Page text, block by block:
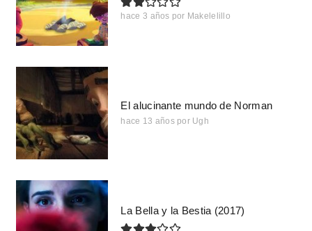
hace 3 años por Makelelillo
El alucinante mundo de Norman
hace 13 años por Ugh
La Bella y la Bestia (2017)